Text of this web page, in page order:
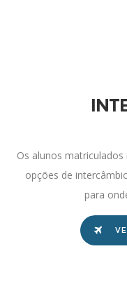
Os alunos
opções de
para